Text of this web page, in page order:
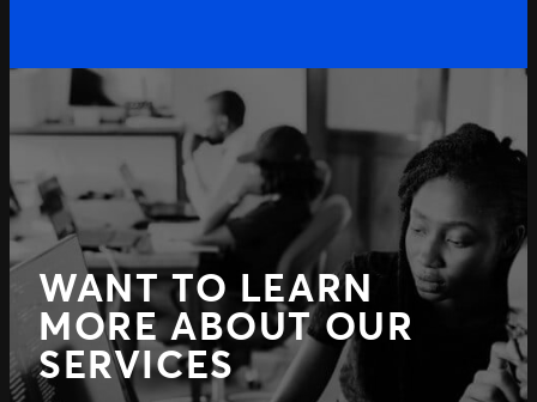
WANT TO LEARN
MORE ABOUT OUR
SERVICES